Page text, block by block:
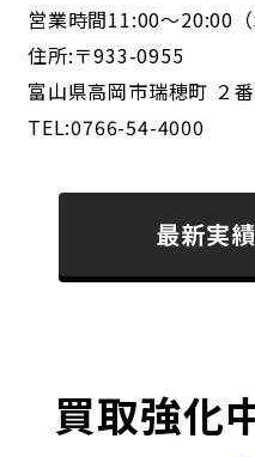
営業時間11:00～20:00（
住所:〒933-0955
富山県高岡市瑞穂町 ２
TEL:0766-54-4000
最新実
買取強化